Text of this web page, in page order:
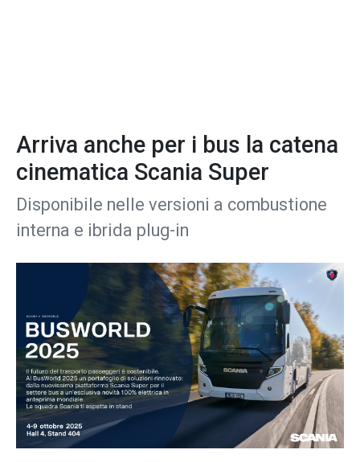
Arriva anche per i bus la catena
cinematica Scania Super
Disponibile nelle versioni a combustione
interna e ibrida plug-in